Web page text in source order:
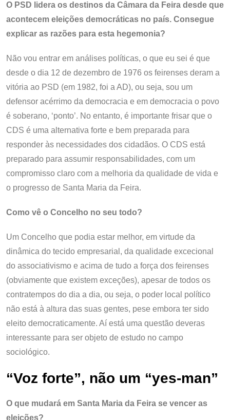
O PSD lidera os destinos da Câmara da Feira desde que
acontecem eleições democráticas no país. Consegue
explicar as razões para esta hegemonia?
Não vou entrar em análises políticas, o que eu sei é que
desde o dia 12 de dezembro de 1976 os feirenses deram a
vitória ao PSD (em 1982, foi a AD), ou seja, sou um
defensor acérrimo da democracia e em democracia o povo
é soberano, ‘ponto’. No entanto, é importante frisar que o
CDS é uma alternativa forte e bem preparada para
responder às necessidades dos cidadãos. O CDS está
preparado para assumir responsabilidades, com um
compromisso claro com a melhoria da qualidade de vida e
o progresso de Santa Maria da Feira.
Como vê o Concelho no seu todo?
Um Concelho que podia estar melhor, em virtude da
dinâmica do tecido empresarial, da qualidade excecional
do associativismo e acima de tudo a força dos feirenses
(obviamente que existem exceções), apesar de todos os
contratempos do dia a dia, ou seja, o poder local político
não está à altura das suas gentes, pese embora ter sido
eleito democraticamente. Aí está uma questão deveras
interessante para ser objeto de estudo no campo
sociológico.
“Voz forte”, não um “yes-man”
O que mudará em Santa Maria da Feira se vencer as
eleições?